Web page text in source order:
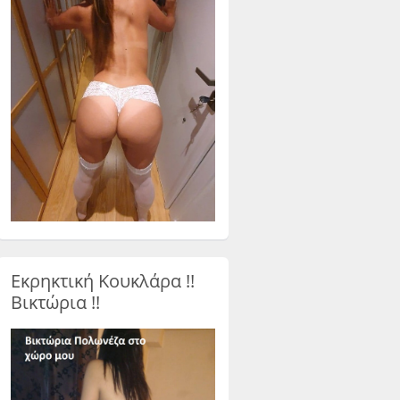
Εκρηκτική Κουκλάρα !!
Βικτώρια !!